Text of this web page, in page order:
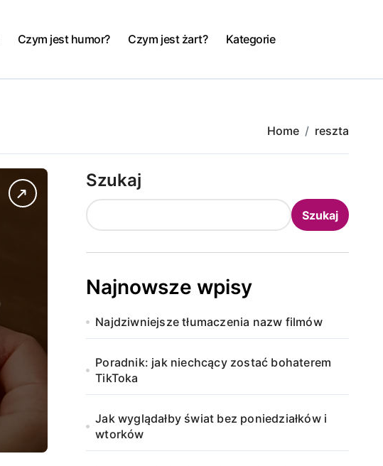
Czym jest humor? Czym jest żart? Kategorie
Home reszta
Szukaj
Szukaj
Najnowsze wpisy
Najdziwniejsze tłumaczenia nazw filmów
Poradnik: jak niechcący zostać bohaterem
TikToka
Jak wyglądałby świat bez poniedziałków i
wtorków